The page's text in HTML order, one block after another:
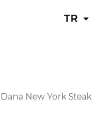
TR
Dana New York Steak